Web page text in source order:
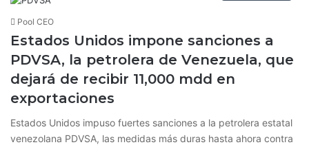
Pool CEO
Estados Unidos impone sanciones a
PDVSA, la petrolera de Venezuela, que
dejará de recibir 11,000 mdd en
exportaciones
Estados Unidos impuso fuertes sanciones a la petrolera estatal
venezolana PDVSA, las medidas más duras hasta ahora contra